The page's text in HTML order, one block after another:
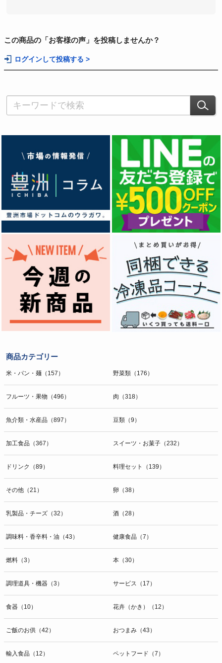
この商品の「お客様の声」を投稿しませんか？
ログインして投稿する >
商品カテゴリー
米・パン・麺（157） 野菜類（176）
フルーツ・果物（496） 肉（318）
魚介類・水産品（897） 豆類（9）
加工食品（367） スイーツ・お菓子（232）
ドリンク（89） 料理セット（139）
その他（21） 卵（38）
乳製品・チーズ（32） 酒（28）
調味料・香辛料・油（43） 健康食品（7）
燃料（3） 本（30）
調理道具・機器（3） サービス（17）
食器（10） 花卉（かき）（12）
ご飯のお供（42） おつまみ（43）
輸入食品（12） ペットフード（7）